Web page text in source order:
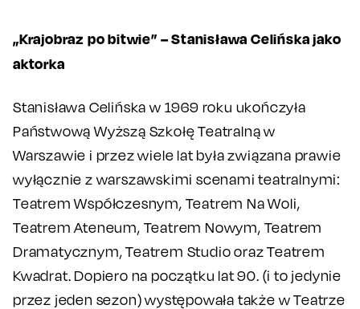
„Krajobraz po bitwie” – Stanisława Celińska jako
aktorka
Stanisława Celińska w 1969 roku ukończyła
Państwową Wyższą Szkołę Teatralną w
Warszawie i przez wiele lat była związana prawie
wyłącznie z warszawskimi scenami teatralnymi:
Teatrem Współczesnym, Teatrem Na Woli,
Teatrem Ateneum, Teatrem Nowym, Teatrem
Dramatycznym, Teatrem Studio oraz Teatrem
Kwadrat. Dopiero na początku lat 90. (i to jedynie
przez jeden sezon) występowała także w Teatrze